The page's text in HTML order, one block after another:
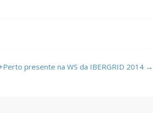
presente na WS da IBERGRID 2014 →